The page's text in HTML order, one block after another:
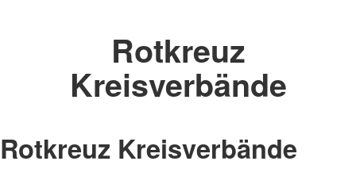
Rotkreuz
Kreisverbände
Rotkreuz Kreisverbände